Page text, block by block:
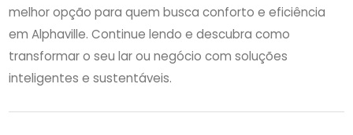
melhor opção para quem busca conforto e eficiência
em Alphaville. Continue lendo e descubra como
transformar o seu lar ou negócio com soluções
inteligentes e sustentáveis.